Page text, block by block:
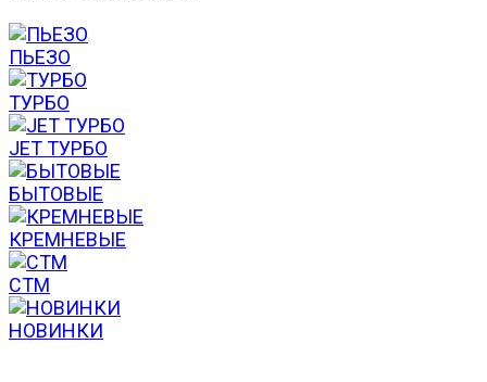
ПЬЕЗО
ТУРБО
JET ТУРБО
БЫТОВЫЕ
КРЕМНЕВЫЕ
СТМ
НОВИНКИ